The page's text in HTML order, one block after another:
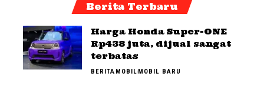
Berita Terbaru
Harga Honda Super-ONE
Rp438 juta, dijual sangat
terbatas
BERITAMOBILMOBIL BARU